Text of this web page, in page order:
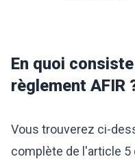
En quoi
règlement AFIR
Vous trouverez ci-
complète de l'article 5